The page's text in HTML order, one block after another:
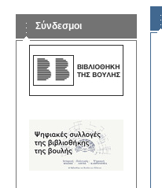
Σύνδεσμοι